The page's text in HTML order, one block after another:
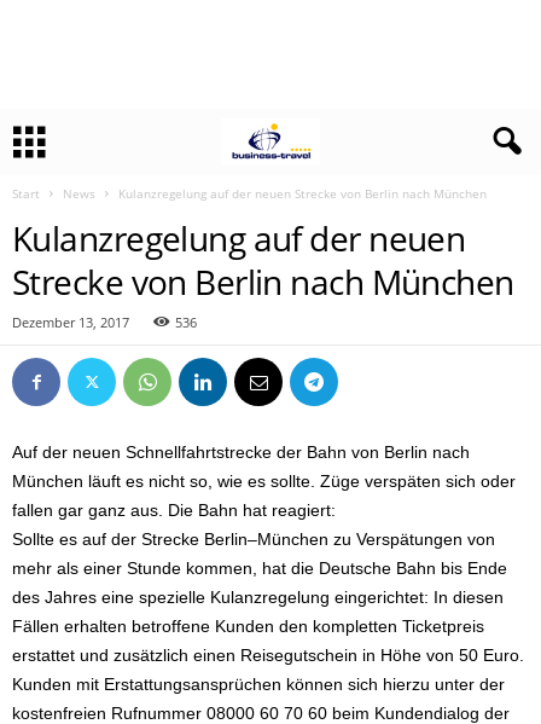
Start News Kulanzregelung auf der neuen Strecke von Berlin nach München
Kulanzregelung auf der neuen
Strecke von Berlin nach München
Dezember 13, 2017 536
Auf der neuen Schnellfahrtstrecke der Bahn von Berlin nach
München läuft es nicht so, wie es sollte. Züge verspäten sich oder
fallen gar ganz aus. Die Bahn hat reagiert:
Sollte es auf der Strecke Berlin–München zu Verspätungen von
mehr als einer Stunde kommen, hat die Deutsche Bahn bis Ende
des Jahres eine spezielle Kulanzregelung eingerichtet: In diesen
Fällen erhalten betroffene Kunden den kompletten Ticketpreis
erstattet und zusätzlich einen Reisegutschein in Höhe von 50 Euro.
Kunden mit Erstattungsansprüchen können sich hierzu unter der
kostenfreien Rufnummer 08000 60 70 60 beim Kundendialog der